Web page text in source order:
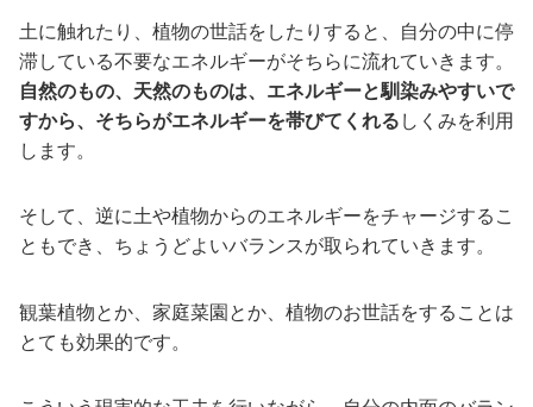
土に触れたり、植物の世話をしたりすると、自分の中に停
滞している不要なエネルギーがそちらに流れていきます。
自然のもの、天然のものは、エネルギーと馴染みやすいで
すから、そちらがエネルギーを帯びてくれる しくみを利用
します。
そして、逆に土や植物からのエネルギーをチャージするこ
ともでき、ちょうどよいバランスが取られていきます。
観葉植物とか、家庭菜園とか、植物のお世話をすることは
とても効果的です。